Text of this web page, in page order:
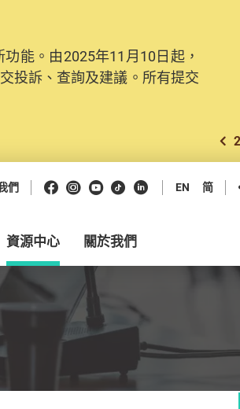
能。由2025年11月10日起，
投訴、查詢及建議。所有提交
們 Facebook
Instagram
Youtube
抖音領英 EN 简
資源中心 關於我們